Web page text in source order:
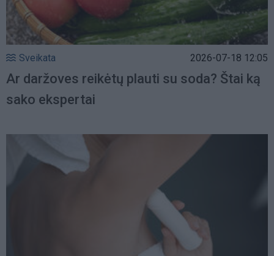
Sveikata 2026-07-18 12:05
Ar daržoves reikėtų plauti su soda? Štai ką
sako ekspertai